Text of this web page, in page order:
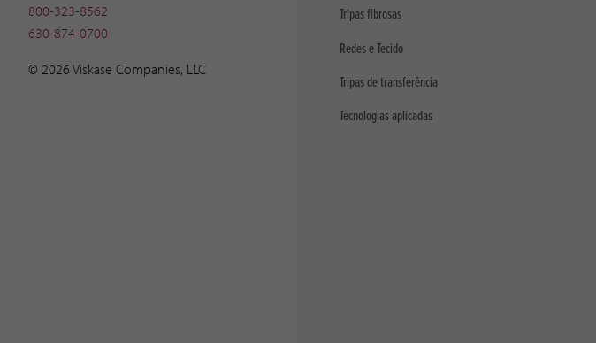
800-323-8562
630-874-0700
© 2026 Viskase Companies, LLC
Tripas fibrosas
Redes e Tecido
Tripas de transferência
Tecnologias aplicadas